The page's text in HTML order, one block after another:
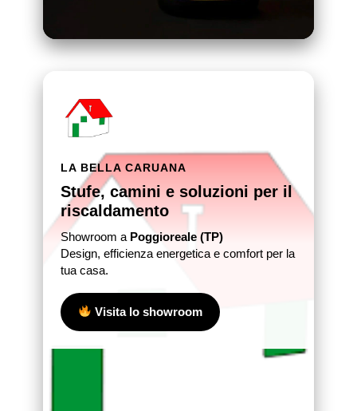
LA BELLA CARUANA
Stufe, camini e soluzioni per il
riscaldamento
Showroom a Poggioreale (TP)
Design, efficienza energetica e comfort per la
tua casa.
Visita lo showroom